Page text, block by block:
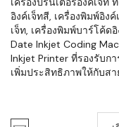
อิงค์เจ็ทสี, เครื่องพิมพ์อิง
เจ็ท, เครื่องพิมพ์บาร์โค้ด
Date Inkjet Coding
Inkjet Printer ที่รองรับ
เพิ่มประสิทธิภาพให้กับสา